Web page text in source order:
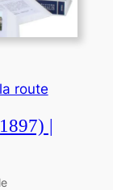
route
|